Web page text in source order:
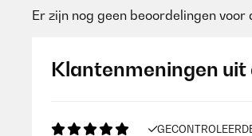
Er zijn nog geen beoordelingen
Klantenmeningen uit